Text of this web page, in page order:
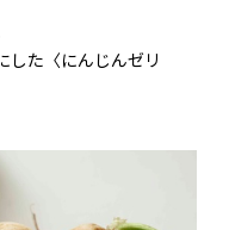
した〈にんじんゼリ